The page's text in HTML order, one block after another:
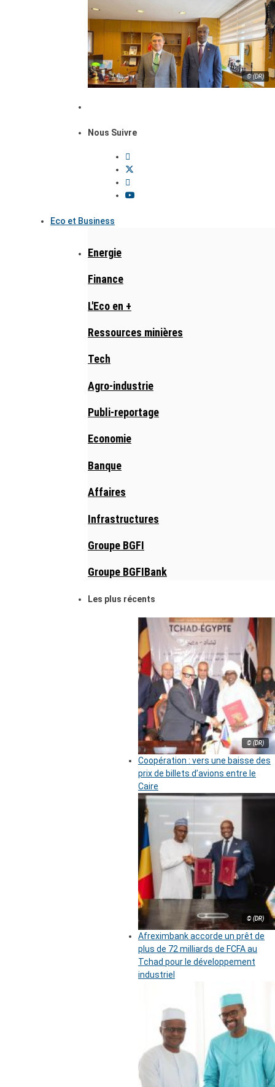
© (DR)
Nous Suivre
Eco et Business
Energie
Finance
L'Eco en +
Ressources minières
Tech
Agro-industrie
Publi-reportage
Economie
Banque
Affaires
Infrastructures
Groupe BGFI
Groupe BGFIBank
Les plus récents
© (DR)
Coopération : vers une baisse des
prix de billets d’avions entre le
Caire
© (DR)
Afreximbank accorde un prêt de
plus de 72 milliards de FCFA au
Tchad pour le développement
industriel